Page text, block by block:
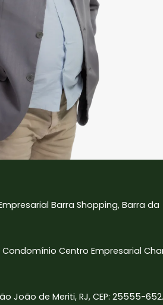
Barra Shopping, Barra da
Condomínio Centro Empresarial
João de Meriti, RJ, CEP: 25555-